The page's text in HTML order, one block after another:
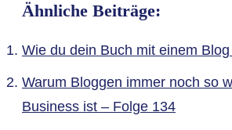
Ähnliche Beiträge:
Wie du dein Buch mit einem
Warum Bloggen immer noch so
Business ist – Folge 134